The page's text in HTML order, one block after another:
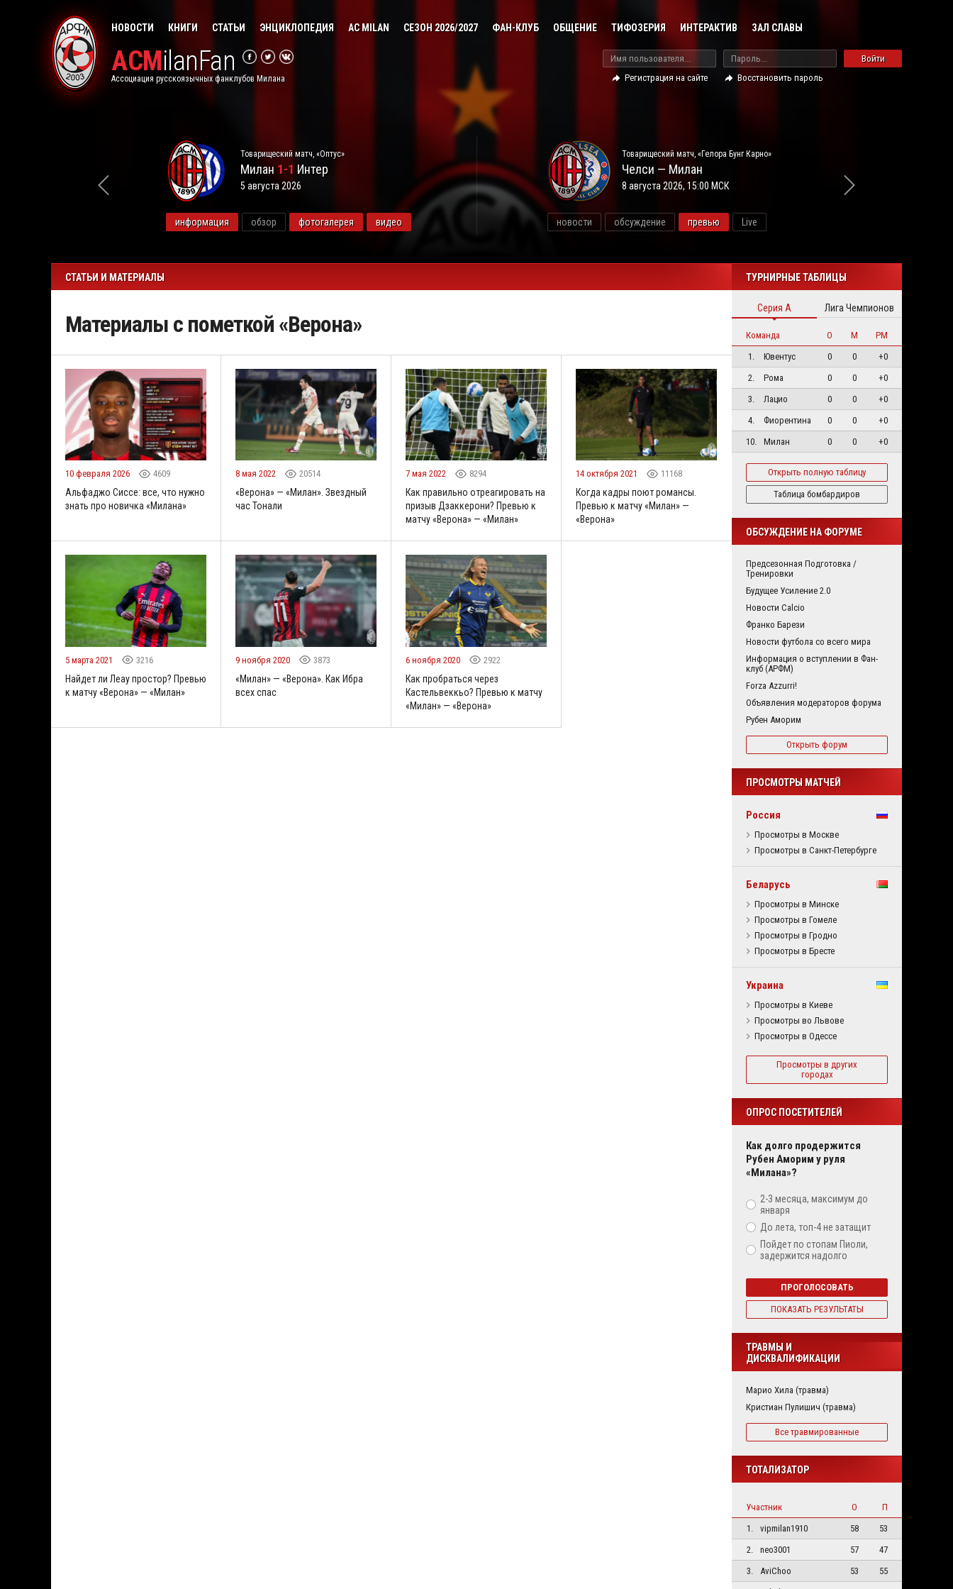
НОВОСТИ КНИГИ СТАТЬИ ЭНЦИКЛОПЕДИЯ AC MILAN СЕЗОН 2026/2027 ФАН-КЛУБ ОБЩЕНИЕ ТИФОЗЕРИЯ ИНТЕРАКТИВ ЗАЛ СЛАВЫ
ACMilanFan
Ассоциация русскоязычных фанклубов Милана
Войти
Регистрация на сайте
Восстановить пароль
Товарищеский матч, «Оптус»
Милан 1-1 Интер
5 августа 2026
информация обзор фотогалерея видео
Товарищеский матч, «Гелора Бунг Карно»
Челси — Милан
8 августа 2026, 15:00 МСК
новости обсуждение превью Live
СТАТЬИ И МАТЕРИАЛЫ
Материалы с пометкой «Верона»
10 февраля 2026 4609
Альфаджо Сиссе: все, что нужно
знать про новичка «Милана»
8 мая 2022 20514
«Верона» — «Милан». Звездный
час Тонали
7 мая 2022 8294
Как правильно отреагировать на
призыв Дзаккерони? Превью к
матчу «Верона» — «Милан»
14 октября 2021 11168
Когда кадры поют романсы.
Превью к матчу «Милан» —
«Верона»
5 марта 2021 3216
Найдет ли Леау простор? Превью
к матчу «Верона» — «Милан»
9 ноября 2020 3873
«Милан» — «Верона». Как Ибра
всех спас
6 ноября 2020 2922
Как пробраться через
Кастельвеккьо? Превью к матчу
«Милан» — «Верона»
ТУРНИРНЫЕ ТАБЛИЦЫ
Серия А Лига Чемпионов
Команда О М
РМ
1.
Ювентус 0 0
+0
2.
Рома 0 0
+0
3.
Лацио 0 0
+0
4.
Фиорентина 0 0
+0
10.
Милан 0 0 +0
Открыть полную таблицу
Таблица бомбардиров
ОБСУЖДЕНИЕ НА ФОРУМЕ
Предсезонная Подготовка /
Тренировки
Будущее Усиление 2.0
Новости Calcio
Франко Барези
Новости футбола со всего мира
Информация о вступлении в Фан-
клуб (АРФМ)
Forza Azzurri!
Объявления модераторов форума
Рубен Аморим
Открыть форум
ПРОСМОТРЫ МАТЧЕЙ
Россия
Просмотры в Москве
Просмотры в Санкт-Петербурге
Беларусь
Просмотры в Минске
Просмотры в Гомеле
Просмотры в Гродно
Просмотры в Бресте
Украина
Просмотры в Киеве
Просмотры во Львове
Просмотры в Одессе
Просмотры в других
городах
ОПРОС ПОСЕТИТЕЛЕЙ
Как долго продержится
Рубен Аморим у руля
«Милана»?
2-3 месяца, максимум до
января
До лета, топ-4 не затащит
Пойдет по стопам Пиоли,
задержится надолго
ПРОГОЛОСОВАТЬ
ПОКАЗАТЬ РЕЗУЛЬТАТЫ
ТРАВМЫ И
ДИСКВАЛИФИКАЦИИ
Марио Хила (травма)
Кристиан Пулишич (травма)
Все травмированные
ТОТАЛИЗАТОР
Участник О
П
1.
vipmilan1910 58
53
2.
neo3001 57
47
3.
AviChoo 53
55